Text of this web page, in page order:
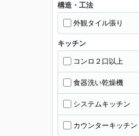
構造・工法
外観タイル張り
キッチン
コンロ２口以上
食器洗い乾燥機
システムキッチン
カウンターキッチン